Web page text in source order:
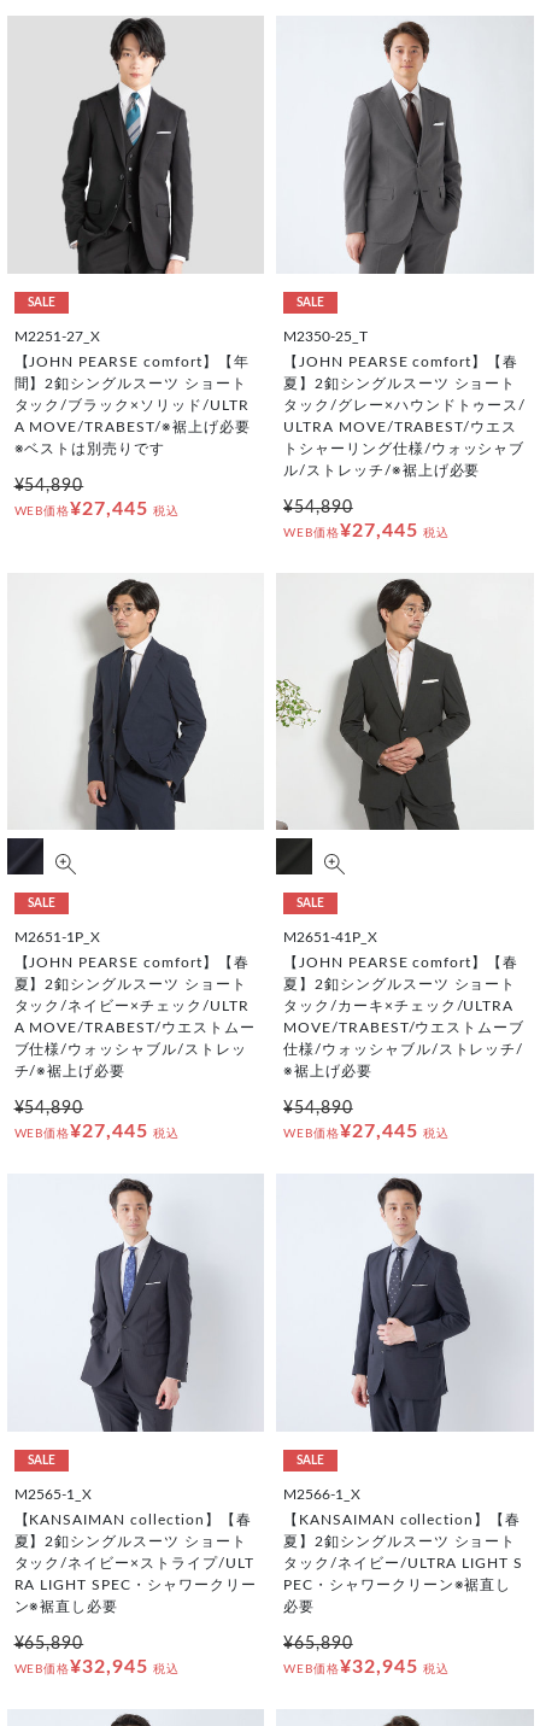
SALE
M2251-27_X
【JOHN PEARSE comfort】【年
間】2釦シングルスーツ ショート
タック/ブラック×ソリッド/ULTR
A MOVE/TRABEST/※裾上げ必要
※ベストは別売りです
¥54,890
WEB価格¥27,445 税込
SALE
M2350-25_T
【JOHN PEARSE comfort】【春
夏】2釦シングルスーツ ショート
タック/グレー×ハウンドトゥース/
ULTRA MOVE/TRABEST/ウエス
トシャーリング仕様/ウォッシャブ
ル/ストレッチ/※裾上げ必要
¥54,890
WEB価格¥27,445 税込
SALE
M2651-1P_X
【JOHN PEARSE comfort】【春
夏】2釦シングルスーツ ショート
タック/ネイビー×チェック/ULTR
A MOVE/TRABEST/ウエストムー
ブ仕様/ウォッシャブル/ストレッ
チ/※裾上げ必要
¥54,890
WEB価格¥27,445 税込
SALE
M2651-41P_X
【JOHN PEARSE comfort】【春
夏】2釦シングルスーツ ショート
タック/カーキ×チェック/ULTRA
MOVE/TRABEST/ウエストムーブ
仕様/ウォッシャブル/ストレッチ/
※裾上げ必要
¥54,890
WEB価格¥27,445 税込
SALE
M2565-1_X
【KANSAIMAN collection】【春
夏】2釦シングルスーツ ショート
タック/ネイビー×ストライプ/ULT
RA LIGHT SPEC・シャワークリー
ン※裾直し必要
¥65,890
WEB価格¥32,945 税込
SALE
M2566-1_X
【KANSAIMAN collection】【春
夏】2釦シングルスーツ ショート
タック/ネイビー/ULTRA LIGHT S
PEC・シャワークリーン※裾直し
必要
¥65,890
WEB価格¥32,945 税込